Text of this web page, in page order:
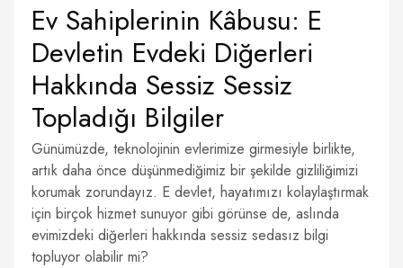
Ev Sahiplerinin Kâbusu: E
Devletin Evdeki Diğerleri
Hakkında Sessiz Sessiz
Topladığı Bilgiler
Günümüzde, teknolojinin evlerimize girmesiyle birlikte,
artık daha önce düşünmediğimiz bir şekilde gizliliğimizi
korumak zorundayız. E devlet, hayatımızı kolaylaştırmak
için birçok hizmet sunuyor gibi görünse de, aslında
evimizdeki diğerleri hakkında sessiz sedasız bilgi
topluyor olabilir mi?